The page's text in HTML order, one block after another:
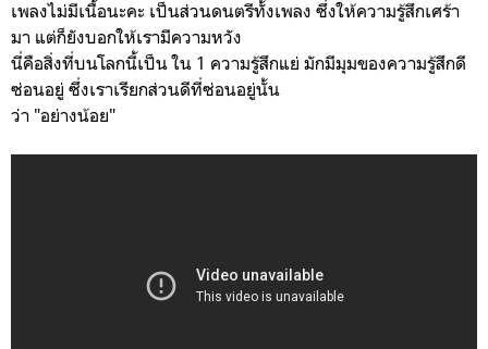
เพลงไม่มีเนื้อนะคะ เป็นส่วนดนตรีทั้งเพลง ซึ่งให้ความรู้สึกเศร้า
มา แต่ก็ยังบอกให้เรามีความหวัง
นี่คือสิ่งที่บนโลกนี้เป็น ใน 1 ความรู้สึกแย่ มักมีมุมของความรู้สึกดี
ซ่อนอยู่ ซึ่งเราเรียกส่วนดีที่ซ่อนอยู่นั้น
ว่า "อย่างน้อย"